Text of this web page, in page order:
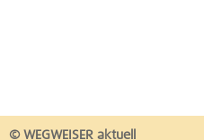
© WEGWEISER aktuell